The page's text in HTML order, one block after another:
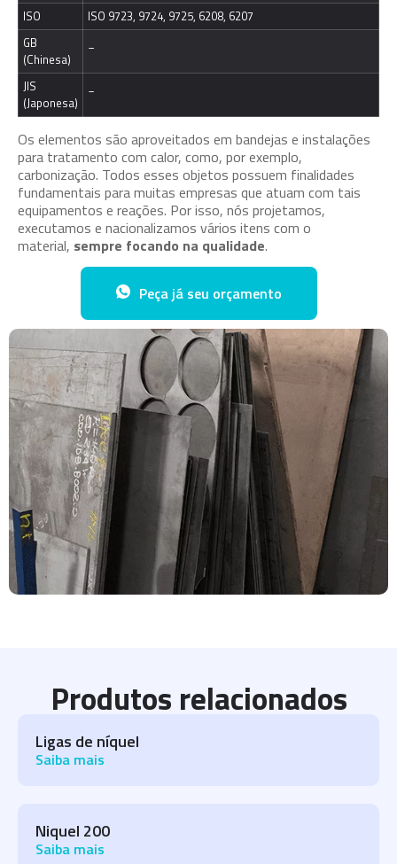
ISO
ISO 9723, 9724, 9725, 6208, 6207
GB
(Chinesa)
JIS
(Japonesa)
Os elementos são aproveitados em bandejas e instalações
para tratamento com calor, como, por exemplo,
carbonização. Todos esses objetos possuem finalidades
fundamentais para muitas empresas que atuam com tais
equipamentos e reações. Por isso, nós projetamos,
executamos e nacionalizamos vários itens com o
material, sempre focando na qualidade.
Peça já seu orçamento
Produtos relacionados
Ligas de níquel
Saiba mais
Niquel 200
Saiba mais